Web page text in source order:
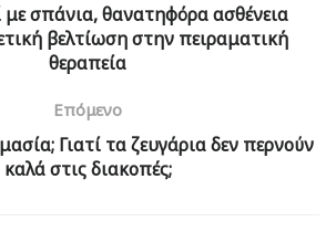
με σπάνια, θανατηφόρα ασθένεια
βελτίωση στην πειραματική
θεραπεία
Επόμενο
Γιατί τα ζευγάρια δεν περνούν
καλά στις διακοπές;